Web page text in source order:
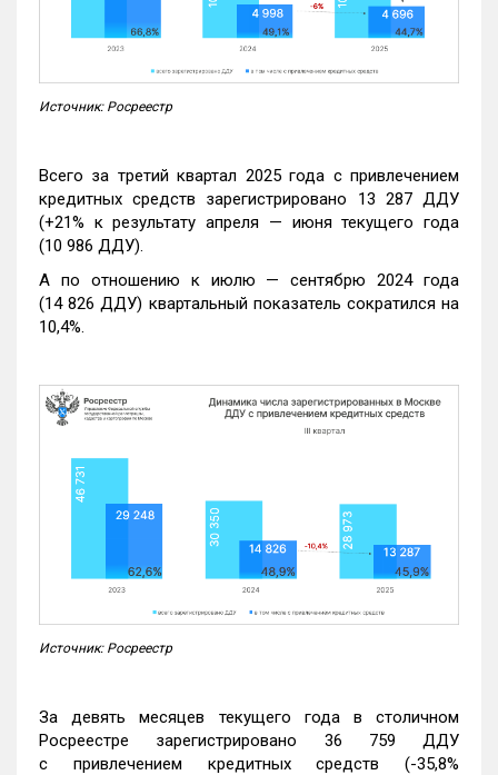
Источник: Росреестр
Всего за третий квартал 2025 года с привлечением
кредитных средств зарегистрировано 13 287 ДДУ
(+21% к результату апреля — июня текущего года
(10 986 ДДУ).
А по отношению к июлю — сентябрю 2024 года
(14 826 ДДУ) квартальный показатель сократился на
10,4%.
Источник: Росреестр
За девять месяцев текущего года в столичном
Росреестре зарегистрировано 36 759 ДДУ
с привлечением кредитных средств (-35,8%